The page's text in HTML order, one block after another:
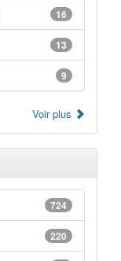
16
13
9
Voir plus
724
220